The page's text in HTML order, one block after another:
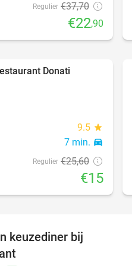
Regulier €37,70
€22,90
Donati
9.5 star
7 min. directions_car
Regulier €25,60
€15
keuzediner bij